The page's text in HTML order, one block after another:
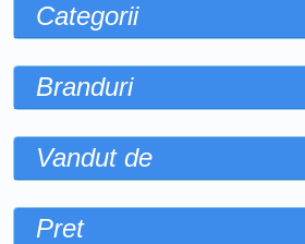
Categorii
Branduri
Vandut de
Pret